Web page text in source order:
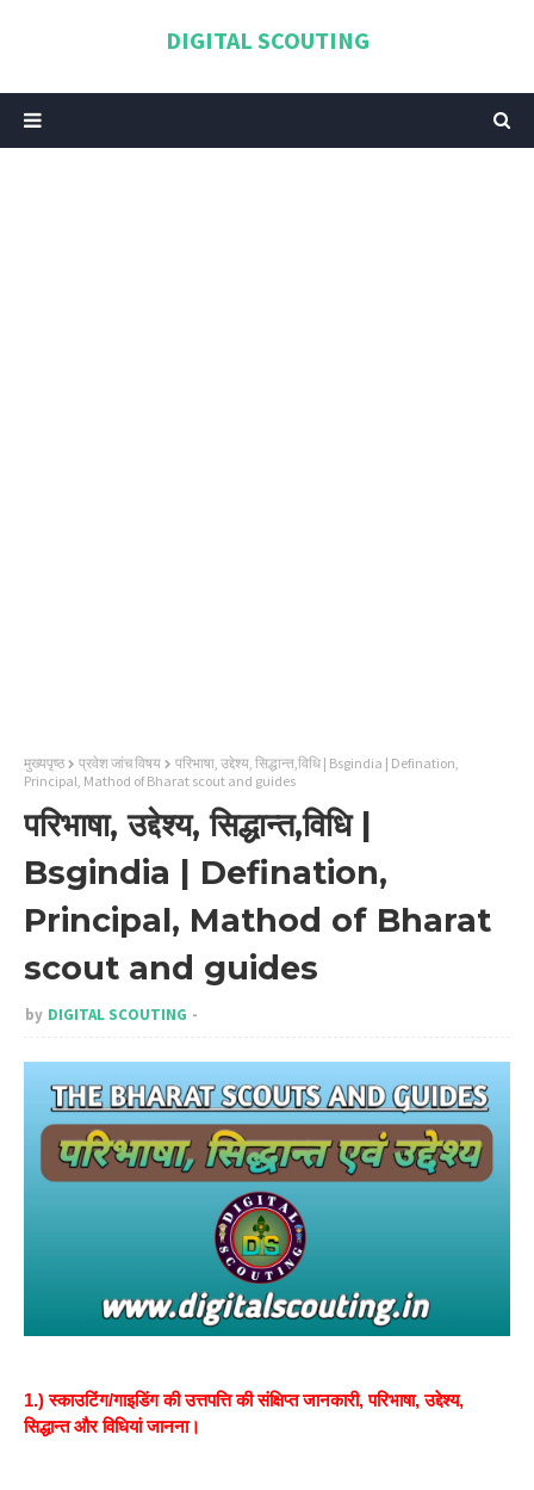
DIGITAL SCOUTING
मुख्यपृष्ठ प्रवेश जांच विषय
परिभाषा, उद्देश्य, सिद्धान्त,विधि | Bsgindia | Defination,
Principal, Mathod of Bharat scout and guides
परिभाषा, उद्देश्य, सिद्धान्त,विधि |
Bsgindia | Defination,
Principal, Mathod of Bharat
scout and guides
by DIGITAL SCOUTING
1.) स्काउटिंग/गाइडिंग की उत्तपत्ति की संक्षिप्त जानकारी, परिभाषा, उद्देश्य,
सिद्धान्त और विधियां जानना।